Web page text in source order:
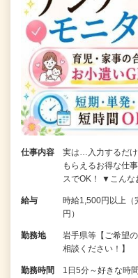
仕事内容
実は…入力するだ
もらえるお得な仕
スでOK！ ▼こん
給与
時給1,500円以上（
円）
勤務地
岩手県等【ご希望
相談ください！】
勤務時間
1日5分～好きな時